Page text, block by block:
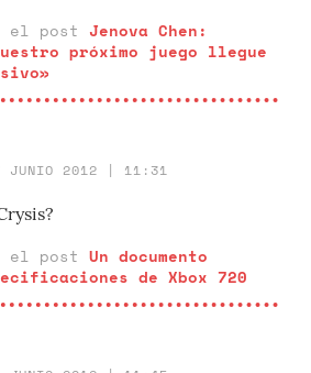
el post Jenova Chen:
próximo juego llegue
JUNIO 2012 | 11:31
el post Un documento
de Xbox 720